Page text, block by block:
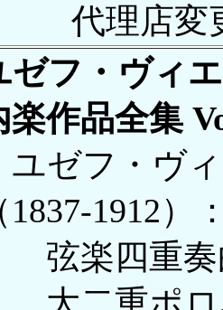
代理店変
ゼフ・ヴィ
楽作品全集
ゼフ・ヴ
1837-1912）
楽四重奏